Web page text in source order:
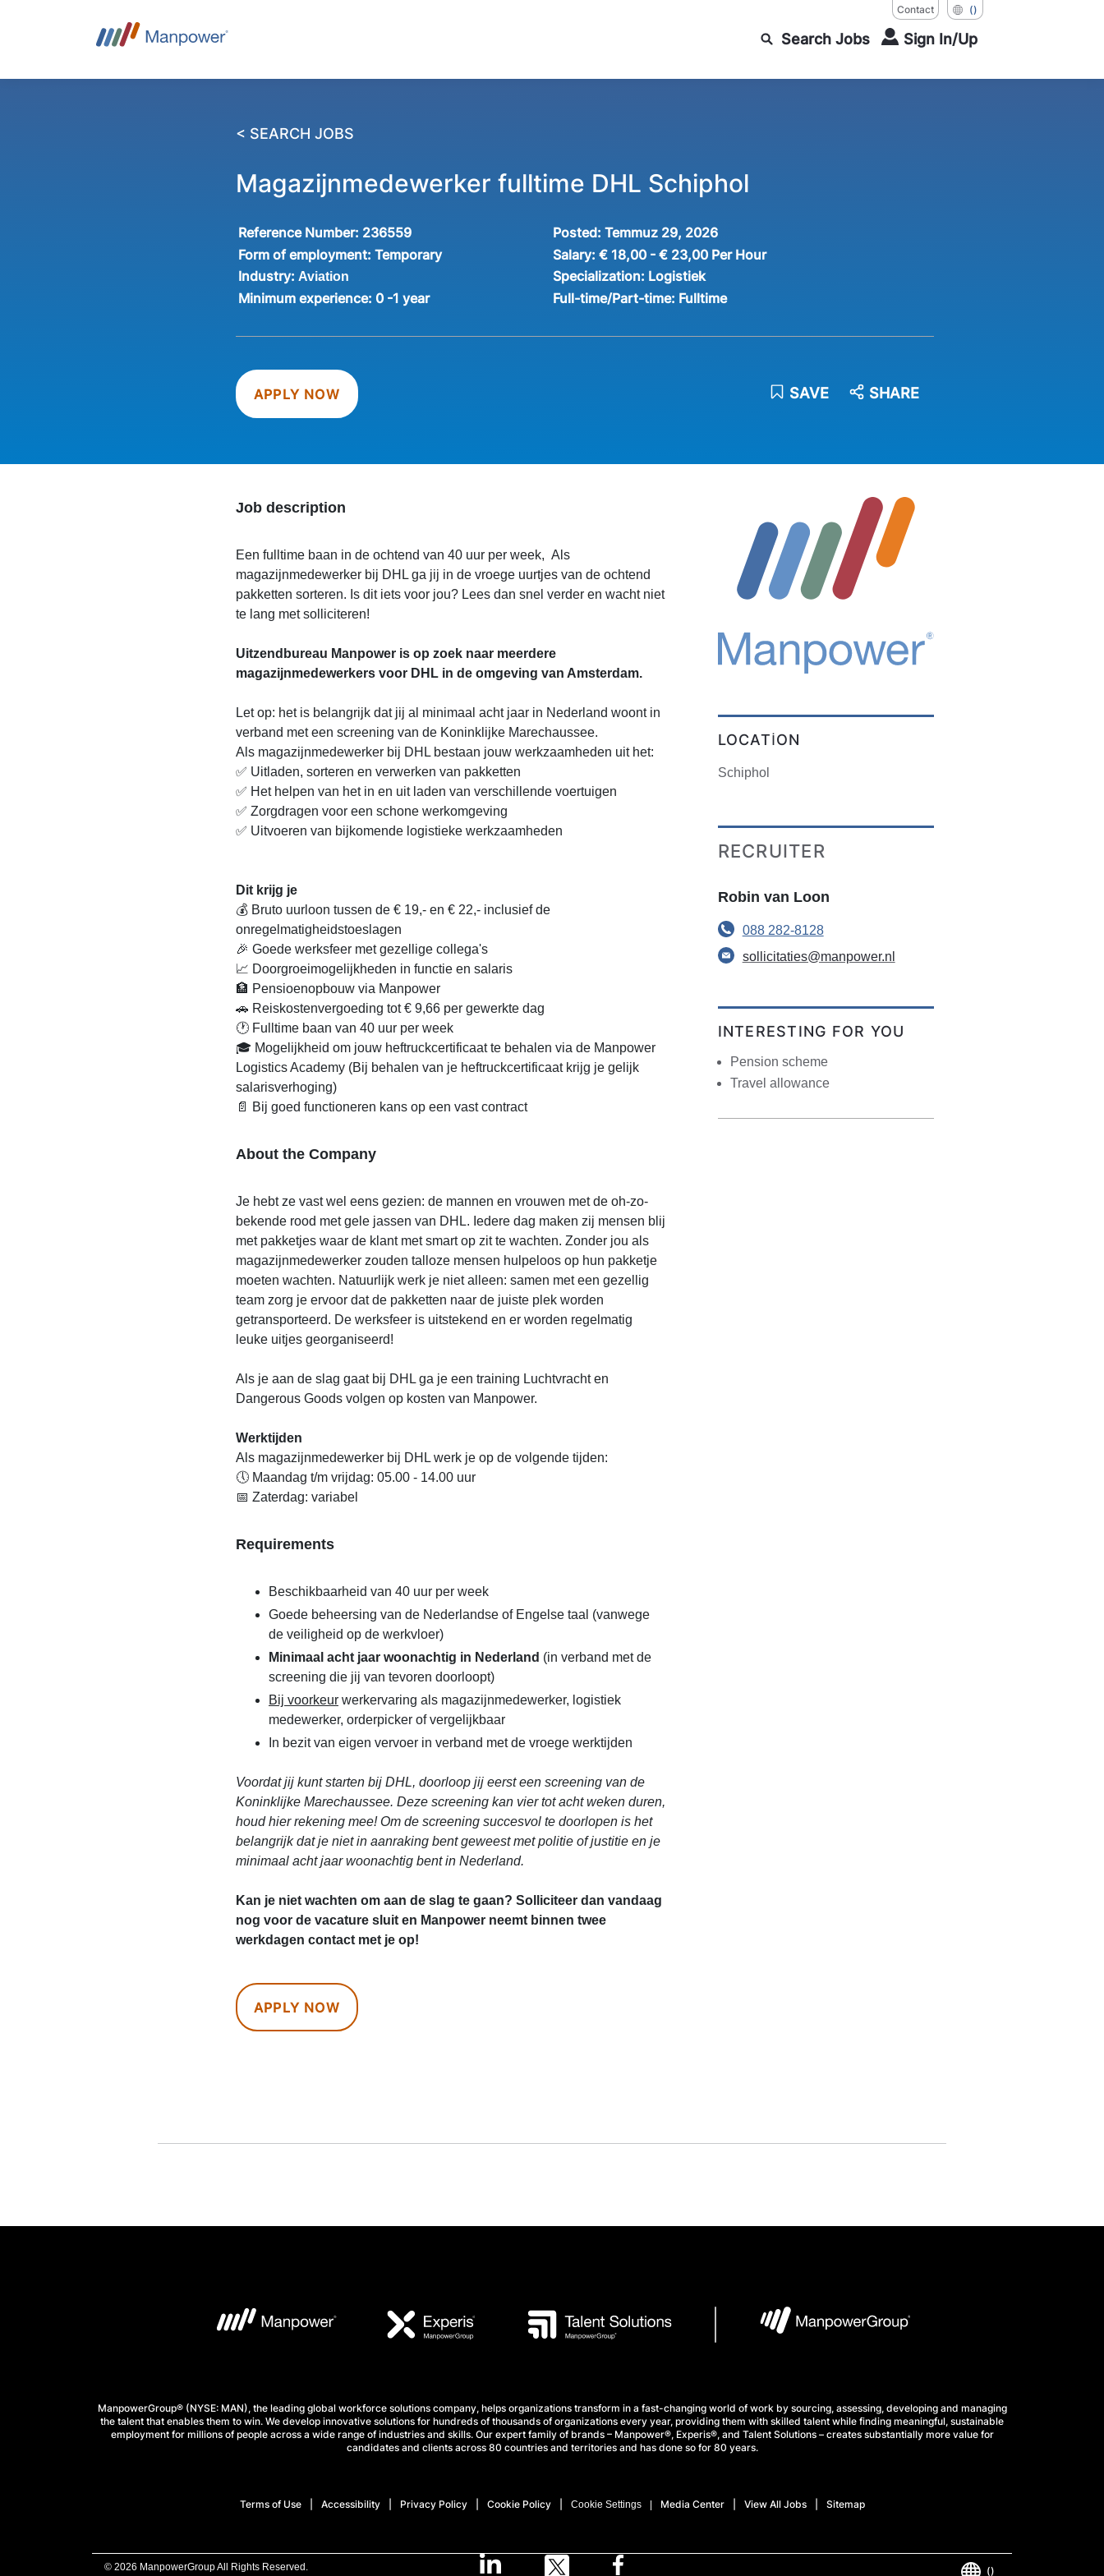
Contact ()
Search Jobs Sign In/Up
< SEARCH JOBS
Magazijnmedewerker fulltime DHL Schiphol
Reference Number: 236559 Posted: Temmuz 29, 2026
Form of employment:Temporary Salary: € 18,00 - € 23,00 Per Hour
Industry: Aviation Specialization: Logistiek
Minimum experience: 0 -1 year Full-time/Part-time: Fulltime
APPLY NOW SAVE SHARE
Job description
Een fulltime baan in de ochtend van 40 uur per week, Als
magazijnmedewerker bij DHL ga jij in de vroege uurtjes van de ochtend
pakketten sorteren. Is dit iets voor jou? Lees dan snel verder en wacht niet
te lang met solliciteren!
Uitzendbureau Manpower is op zoek naar meerdere
magazijnmedewerkers voor DHL in de omgeving van Amsterdam.
Let op: het is belangrijk dat jij al minimaal acht jaar in Nederland woont in
verband met een screening van de Koninklijke Marechaussee.
Als magazijnmedewerker bij DHL bestaan jouw werkzaamheden uit het:
✅ Uitladen, sorteren en verwerken van pakketten
✅ Het helpen van het in en uit laden van verschillende voertuigen
✅ Zorgdragen voor een schone werkomgeving
✅ Uitvoeren van bijkomende logistieke werkzaamheden
Dit krijg je
💰 Bruto uurloon tussen de € 19,- en € 22,- inclusief de
onregelmatigheidstoeslagen
🎉 Goede werksfeer met gezellige collega's
📈 Doorgroeimogelijkheden in functie en salaris
🏦 Pensioenopbouw via Manpower
🚗 Reiskostenvergoeding tot € 9,66 per gewerkte dag
🕐 Fulltime baan van 40 uur per week
🎓 Mogelijkheid om jouw heftruckcertificaat te behalen via de Manpower
Logistics Academy (Bij behalen van je heftruckcertificaat krijg je gelijk
salarisverhoging)
📄 Bij goed functioneren kans op een vast contract
About the Company
Je hebt ze vast wel eens gezien: de mannen en vrouwen met de oh-zo-
bekende rood met gele jassen van DHL. Iedere dag maken zij mensen blij
met pakketjes waar de klant met smart op zit te wachten. Zonder jou als
magazijnmedewerker zouden talloze mensen hulpeloos op hun pakketje
moeten wachten. Natuurlijk werk je niet alleen: samen met een gezellig
team zorg je ervoor dat de pakketten naar de juiste plek worden
getransporteerd. De werksfeer is uitstekend en er worden regelmatig
leuke uitjes georganiseerd!
Als je aan de slag gaat bij DHL ga je een training Luchtvracht en
Dangerous Goods volgen op kosten van Manpower.
Werktijden
Als magazijnmedewerker bij DHL werk je op de volgende tijden:
🕔 Maandag t/m vrijdag: 05.00 - 14.00 uur
📅 Zaterdag: variabel
Requirements
Beschikbaarheid van 40 uur per week
Goede beheersing van de Nederlandse of Engelse taal (vanwege
de veiligheid op de werkvloer)
Minimaal acht jaar woonachtig in Nederland (in verband met de
screening die jij van tevoren doorloopt)
Bij voorkeurwerkervaring als magazijnmedewerker, logistiek
medewerker, orderpicker of vergelijkbaar
In bezit van eigen vervoer in verband met de vroege werktijden
Voordat jij kunt starten bij DHL, doorloop jij eerst een screening van de
Koninklijke Marechaussee. Deze screening kan vier tot acht weken duren,
houd hier rekening mee! Om de screening succesvol te doorlopen is het
belangrijk dat je niet in aanraking bent geweest met politie of justitie en je
minimaal acht jaar woonachtig bent in Nederland.
Kan je niet wachten om aan de slag te gaan? Solliciteer dan vandaag
nog voor de vacature sluit en Manpower neemt binnen twee
werkdagen contact met je op!
APPLY NOW
LOCATION
Schiphol
RECRUITER
Robin van Loon
088 282-8128
sollicitaties@manpower.nl
INTERESTING FOR YOU
Pension scheme
Travel allowance
ManpowerGroup® (NYSE: MAN), the leading global workforce solutions company, helps organizations transform in a fast-changing world of work by sourcing, assessing, developing and managing
the talent that enables them to win. We develop innovative solutions for hundreds of thousands of organizations every year, providing them with skilled talent while finding meaningful, sustainable
employment for millions of people across a wide range of industries and skills. Our expert family of brands – Manpower®, Experis®, and Talent Solutions – creates substantially more value for
candidates and clients across 80 countries and territories and has done so for 80 years.
Terms of Use Accessibility Privacy Policy Cookie Policy Cookie Settings Media Center View All Jobs Sitemap
© 2026 ManpowerGroup All Rights Reserved. ()